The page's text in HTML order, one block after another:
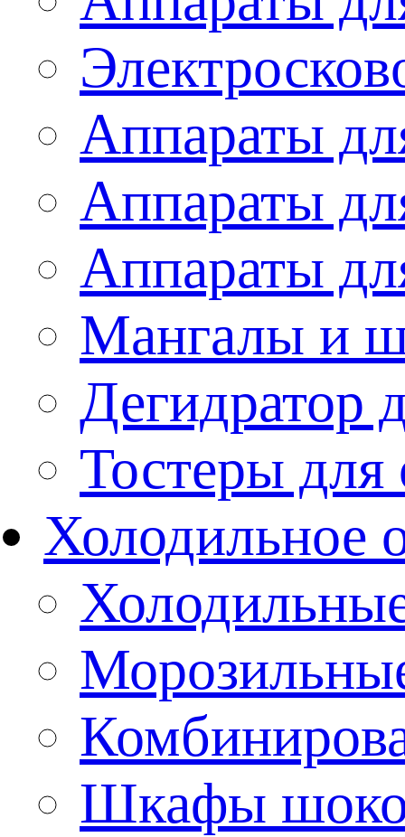
Аппараты
Аппараты
Аппараты
Мангалы и
Дегидратор
Тостеры
Холодильное
Шкафы